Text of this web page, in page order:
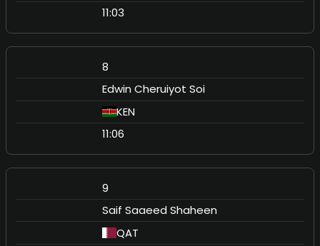
11:03
8
Edwin Cheruiyot Soi
KEN
11:06
9
Saif Saaeed Shaheen
QAT